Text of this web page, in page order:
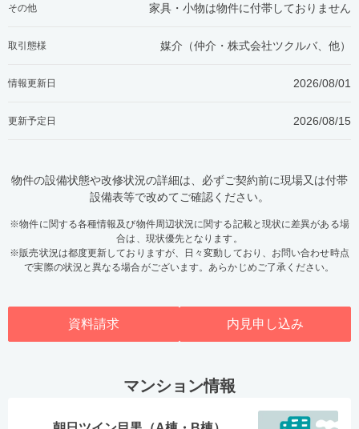
その他 家具・小物は物件に付帯しておりません
取引態様 媒介（仲介・ 株式会社ツクルバ、他）
情報更新日 2026/08/01
更新予定日 2026/08/15
物件の設備状態や改修状況の詳細は、必ずご契約前に現場又は付帯
設備表等で改めてご確認ください。
※物件に関する各種情報及び物件周辺状況に関する記載と現状に差異がある場
合は、現状優先となります。
※販売状況は都度更新しておりますが、日々変動しており、お問い合わせ時点
で実際の状況と異なる場合がございます。あらかじめご了承ください。
資料請求 内見申し込み
マンション情報